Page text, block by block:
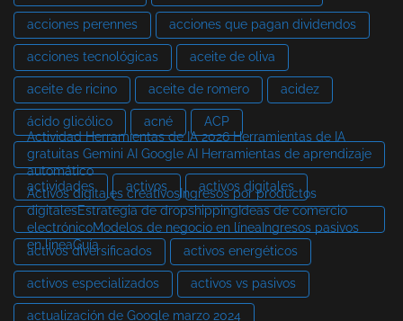
acciones perennes acciones que pagan dividendos
acciones tecnológicas aceite de oliva
aceite de ricino aceite de romero acidez
ácido glicólico acné
ACP
Actividad Herramientas de IA 2026 Herramientas de IA
gratuitas Gemini AI Google AI Herramientas de aprendizaje
automático
actividades
activos activos digitales
Activos digitales creativosIngresos por productos
digitalesEstrategia de dropshippingIdeas de comercio
electrónicoModelos de negocio en líneaIngresos pasivos
en líneaGuía
activos diversificados activos energéticos
activos especializados activos vs pasivos
actualización de Google marzo 2024